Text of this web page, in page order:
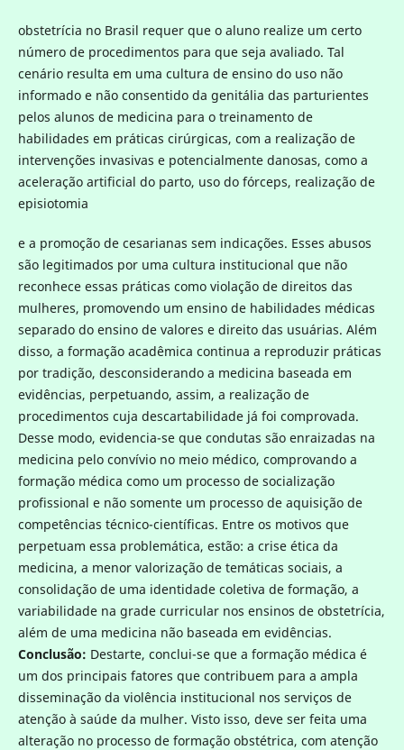
obstetrícia no Brasil requer que o aluno realize um certo
número de procedimentos para que seja avaliado. Tal
cenário resulta em uma cultura de ensino do uso não
informado e não consentido da genitália das parturientes
pelos alunos de medicina para o treinamento de
habilidades em práticas cirúrgicas, com a realização de
intervenções invasivas e potencialmente danosas, como a
aceleração artificial do parto, uso do fórceps, realização de
episiotomia
e a promoção de cesarianas sem indicações. Esses abusos
são legitimados por uma cultura institucional que não
reconhece essas práticas como violação de direitos das
mulheres, promovendo um ensino de habilidades médicas
separado do ensino de valores e direito das usuárias. Além
disso, a formação acadêmica continua a reproduzir práticas
por tradição, desconsiderando a medicina baseada em
evidências, perpetuando, assim, a realização de
procedimentos cuja descartabilidade já foi comprovada.
Desse modo, evidencia-se que condutas são enraizadas na
medicina pelo convívio no meio médico, comprovando a
formação médica como um processo de socialização
profissional e não somente um processo de aquisição de
competências técnico-científicas. Entre os motivos que
perpetuam essa problemática, estão: a crise ética da
medicina, a menor valorização de temáticas sociais, a
consolidação de uma identidade coletiva de formação, a
variabilidade na grade curricular nos ensinos de obstetrícia,
além de uma medicina não baseada em evidências.
Conclusão: Destarte, conclui-se que a formação médica é
um dos principais fatores que contribuem para a ampla
disseminação da violência institucional nos serviços de
atenção à saúde da mulher. Visto isso, deve ser feita uma
alteração no processo de formação obstétrica, com atenção